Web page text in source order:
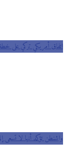
اتفاق أمريكي تركي على خطة
واشنطن تؤكد أنها لا تسعى